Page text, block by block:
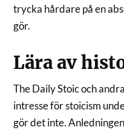
trycka hårdare på en
gör.
Lära av
The Daily Stoic och
intresse för stoicism
gör det inte.